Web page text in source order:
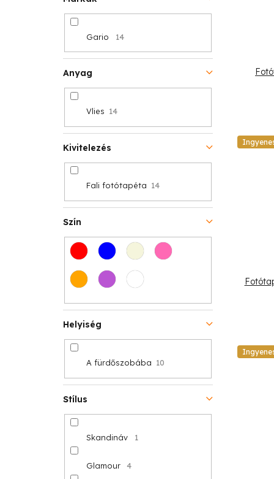
Gario 14
Anyag
Vlies 14
Kivitelezés
Fali fotótapéta 14
Szín
Helyiség
A fürdőszobába 10
Stílus
Skandináv 1
Glamour 4